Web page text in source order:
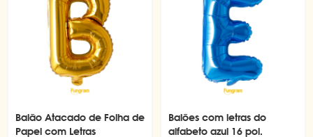
Balão Atacado de Folha de
Papel com Letras
Balões com letras do
alfabeto azul 16 pol.